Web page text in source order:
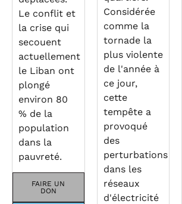
Le conflit et
la crise qui
secouent
actuellement
le Liban ont
plongé
environ 80
% de la
population
dans la
pauvreté.
FAIRE UN
DON
Considérée
comme la
tornade la
plus violente
de l'année à
ce jour,
cette
tempête a
provoqué
des
perturbations
dans les
réseaux
d'électricité